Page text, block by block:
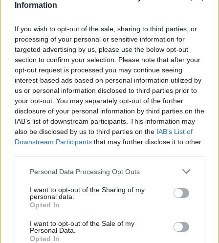
Information
If you wish to opt-out of the sale, sharing to third parties, or
processing of your personal or sensitive information for
targeted advertising by us, please use the below opt-out
section to confirm your selection. Please note that after your
opt-out request is processed you may continue seeing
interest-based ads based on personal information utilized by
us or personal information disclosed to third parties prior to
your opt-out. You may separately opt-out of the further
disclosure of your personal information by third parties on the
IAB’s list of downstream participants. This information may
also be disclosed by us to third parties on the IAB’s List of
Downstream Participants that may further disclose it to other
Personal Data Processing Opt Outs
I want to opt-out of the Sharing of my
personal data.
Opted In
I want to opt-out of the Sale of my
Personal Data.
Opted In
Bonus Malus
Presenze a
voto
Quotazioni